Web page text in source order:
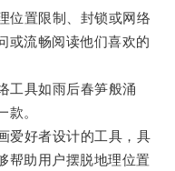
置限制、封锁或网络
或流畅阅读他们喜欢的
具如雨后春笋般涌
款。
好者设计的工具，具
帮助用户摆脱地理位置